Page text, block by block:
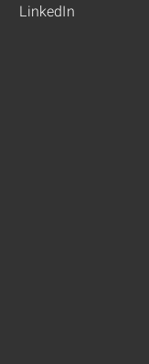
LinkedIn